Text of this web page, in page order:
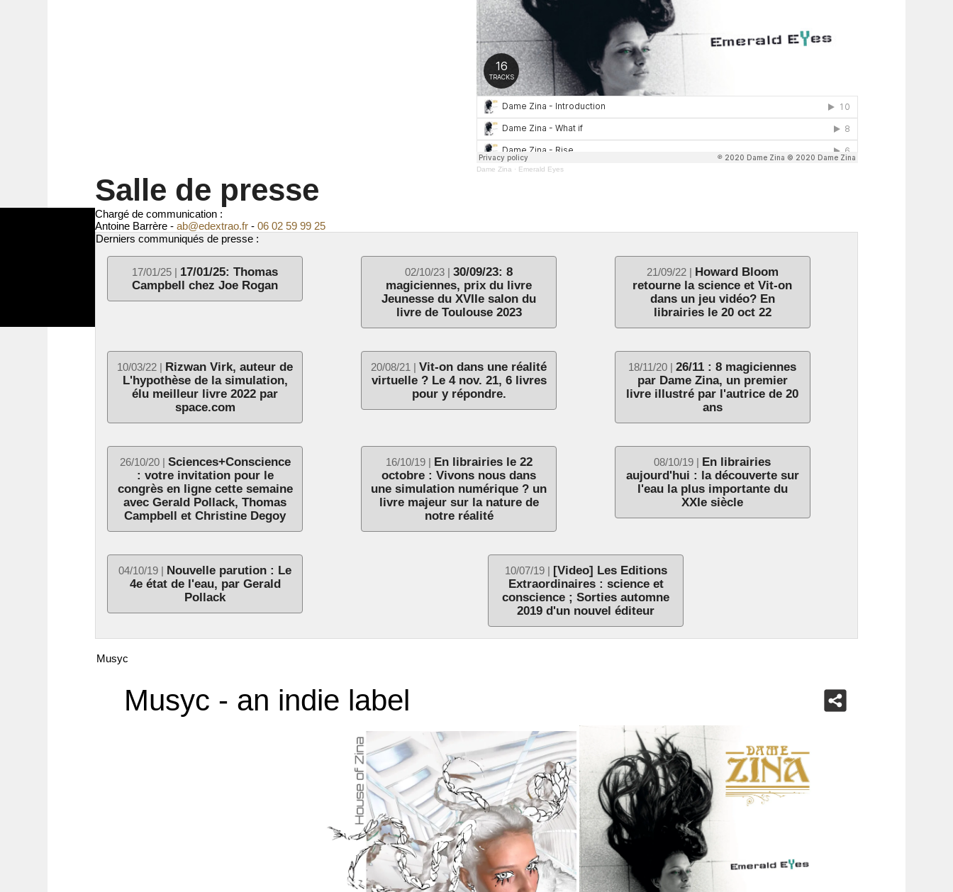
Dame Zina · Emerald Eyes
Salle de presse
Chargé de communication :
Antoine Barrère -rf.oartxede@ba -06 02 59 99 25
Derniers communiqués de presse :
17/01/25 | 17/01/25: Thomas
Campbell chez Joe Rogan
02/10/23 |30/09/23: 8
magiciennes, prix du livre
Jeunesse du XVIIe salon du
livre de Toulouse 2023
21/09/22 | Howard Bloom
retourne la science et Vit-on
dans un jeu vidéo? En
librairies le 20 oct 22
10/03/22 | Rizwan Virk, auteur de
L'hypothèse de la simulation,
élu meilleur livre 2022 par
space.com
20/08/21 |Vit-on dans une réalité
virtuelle ? Le 4 nov. 21, 6 livres
pour y répondre.
18/11/20 |26/11 : 8 magiciennes
par Dame Zina, un premier
livre illustré par l'autrice de 20
ans
26/10/20 | Sciences+Conscience
: votre invitation pour le
congrès en ligne cette semaine
avec Gerald Pollack, Thomas
Campbell et Christine Degoy
16/10/19 | En librairies le 22
octobre : Vivons nous dans
une simulation numérique ? un
livre majeur sur la nature de
notre réalité
08/10/19 | En librairies
aujourd'hui : la découverte sur
l'eau la plus importante du
XXIe siècle
04/10/19 | Nouvelle parution : Le
4e état de l'eau, par Gerald
Pollack
10/07/19 | [Video] Les Editions
Extraordinaires : science et
conscience ; Sorties automne
2019 d'un nouvel éditeur
Musyc
Musyc - an indie label